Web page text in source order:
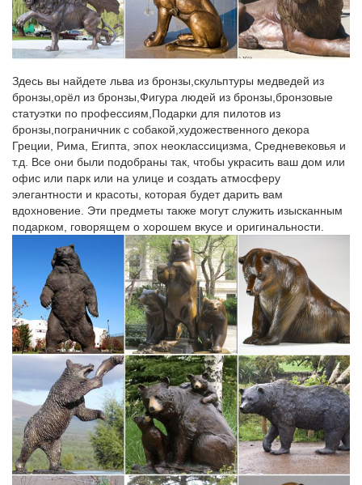
купить…
В нашем интернет-магазине можно купить самые
разнообразные сувениры с собачками – статуэтки собак,
чашки с изображением собак.
Фигурки и статуэтки с Видами Санкт – Петербурга в наличии
по…
В этом разделе Вы можете купить статуэтки и миниатюры с
символикой Санкт – Петербурга.Фигурки Собаки.Ангел с
крестом малый на постаменте (…
Боевые искусства. Боулинг. Велоспорт.Фигурки Статуэтки без
постамента. Станки для изготовления значков. Лучшая цена.
Фигурки и статуэтки Собак купить – символ 2018 года
Фигурки и статуэтки Собаки символ 2018 года купить в Москве
с доставкой по всей России и самовывозом из магазина
Decores Flores.СОБАКА СИМВОЛ 2018 года фигурки и
статуэтки. Сначала.
Статуэтки наградные и подарочные
Купить Статуэтки для награждения победителей музыкальных
и творческих конкурсов недорого с быстрой
доставкой.статуэтка наградная Музыка – символика.
Материал: металлизированный пластик Цвет: Золото Высота
Здесь вы найдете льва из бронзы,скульптуры медведей из
бронзы,орёл из бронзы,Фигура людей из бронзы,бронзовые
статуэтки по профессиям,Подарки для пилотов из
бронзы,пограничник с собакой,художественного декора
Греции, Рима, Египта, эпох неоклассицизма, Средневековья и
т.д. Все они были подобраны так, чтобы украсить ваш дом или
офис или парк или на улице и создать атмосферу
элегантности и красоты, которая будет дарить вам
вдохновение. Эти предметы также могут служить изысканным
подарком, говорящем о хорошем вкусе и оригинальности.